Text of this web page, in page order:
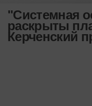
"Системная
раскрыты
Керченский